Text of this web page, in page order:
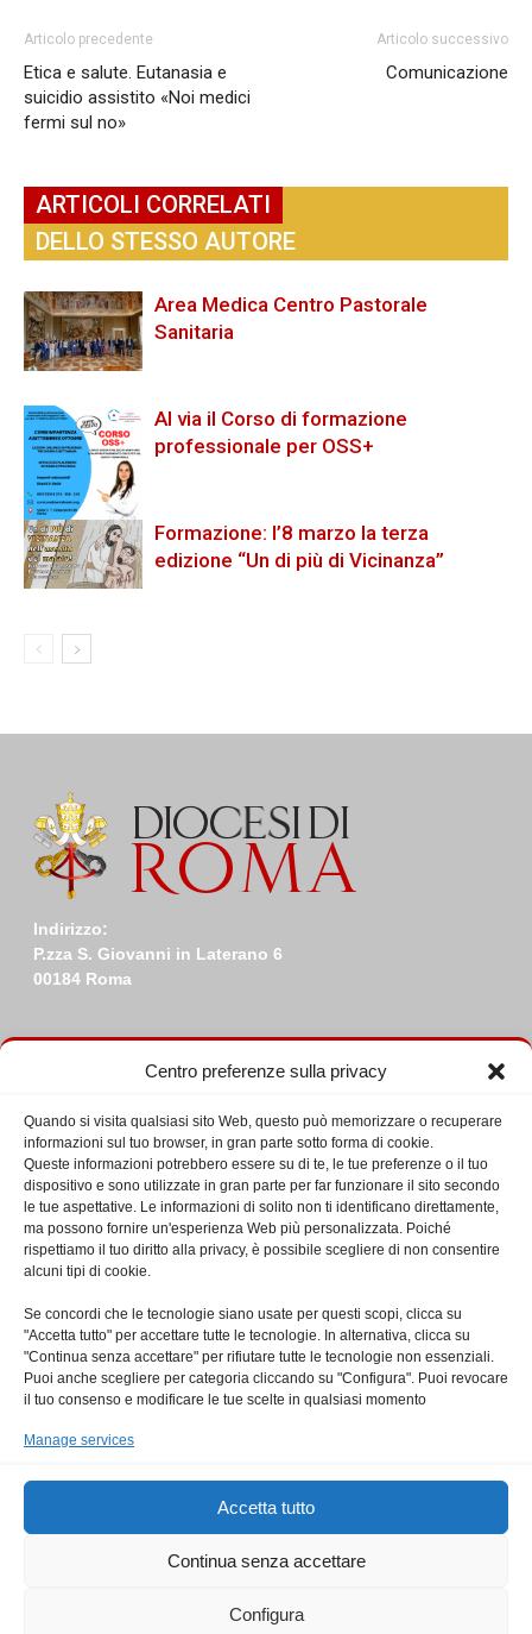
Centro preferenze sulla privacy
Quando si visita qualsiasi sito Web, questo può memorizzare o recuperare
informazioni sul tuo browser, in gran parte sotto forma di cookie.
Queste informazioni potrebbero essere su di te, le tue preferenze o il tuo
dispositivo e sono utilizzate in gran parte per far funzionare il sito secondo
le tue aspettative. Le informazioni di solito non ti identificano direttamente,
ma possono fornire un'esperienza Web più personalizzata. Poiché
rispettiamo il tuo diritto alla privacy, è possibile scegliere di non consentire
alcuni tipi di cookie.
Se concordi che le tecnologie siano usate per questi scopi, clicca su
"Accetta tutto" per accettare tutte le tecnologie. In alternativa, clicca su
"Continua senza accettare" per rifiutare tutte le tecnologie non essenziali.
Puoi anche scegliere per categoria cliccando su "Configura". Puoi revocare
il tuo consenso e modificare le tue scelte in qualsiasi momento
Manage services
Accetta tutto
Continua senza accettare
Configura
Articolo precedente
Etica e salute. Eutanasia e
suicidio assistito «Noi medici
fermi sul no»
Articolo successivo
Comunicazione
ARTICOLI CORRELATI
DELLO STESSO AUTORE
Area Medica Centro Pastorale
Sanitaria
Al via il Corso di formazione
professionale per OSS+
Formazione: l’8 marzo la terza
edizione “Un di più di Vicinanza”
Indirizzo:
P.zza S. Giovanni in Laterano 6
00184 Roma
Ultime da Facebook
Facebook
Privacy e Cookies
Sono Consapevole
Cookie Policy